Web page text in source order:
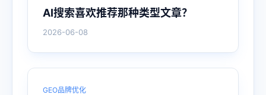
AI搜索喜欢推荐那种类型文章？
2026-06-08
GEO品牌优化